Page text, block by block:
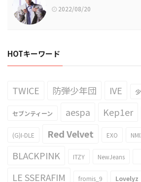
2022/08/20
HOTキーワード
TWICE 防弾少年団 IVE
セブンティーン aespa Kep1er
(G)I-DLE Red Velvet EXO
BLACKPINK ITZY NewJeans
LE SSERAFIM fromis_9 Lovelyz